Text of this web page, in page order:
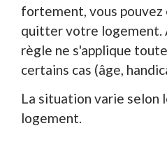
fortement, vous
quitter votre
règle ne s'applique
certains cas (âge,
La situation varie selon
logement.